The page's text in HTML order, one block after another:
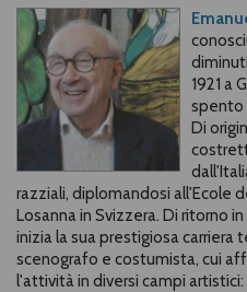
1921 a
spento
Di
razziali, diplomandosi all'Ecole
Losanna in Svizzera. Di ritorno in
inizia la sua prestigiosa carriera
scenografo e costumista, cui
l'attività in diversi campi